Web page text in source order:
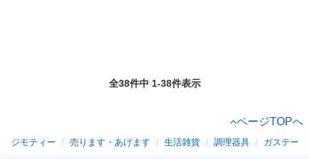
全38件中 1-38件表示
ページTOPへ
ジモティー 売ります・あげます 生活雑貨 調理器具 ガステー